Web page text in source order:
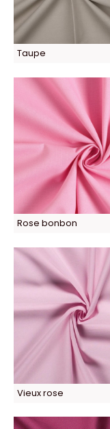
Taupe
Rose bonbon
Vieux rose